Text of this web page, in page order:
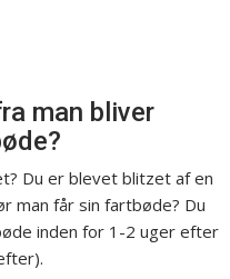
man bliver
Du er blevet blitzet af en
man får sin fartbøde? Du
inden for 1-2 uger efter